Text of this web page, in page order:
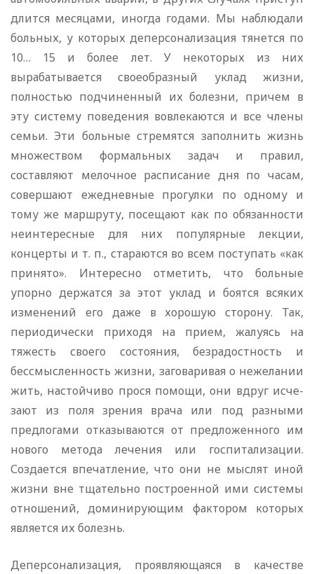
длится месяцами, иногда годами. Мы наблюдали
больных, у которых деперсонализация тянется по
10… 15 и более лет. У некоторых из них
вырабатывается своеобразный уклад жизни,
полностью подчиненный их болезни, причем в
эту систему поведения вовлекаются и все члены
семьи. Эти больные стремятся заполнить жизнь
множеством формальных задач и правил,
составляют мелочное расписание дня по часам,
совершают ежедневные прогулки по одному и
тому же маршруту, посещают как по обязанности
неинтересные для них популярные лекции,
концерты и т. п., стараются во всем поступать «как
принято». Интересно отметить, что больные
упорно держатся за этот уклад и боятся всяких
изменений его даже в хорошую сторону. Так,
периодически приходя на прием, жалуясь на
тяжесть своего состояния, безрадостность и
бессмысленность жизни, заговаривая о нежелании
жить, настойчиво прося помощи, они вдруг исче-
зают из поля зрения врача или под разными
предлогами отказываются от предложенного им
нового метода лечения или госпитализации.
Создается впечатление, что они не мыслят иной
жизни вне тщательно построенной ими системы
отношений, доминирующим фактором которых
является их болезнь.
Деперсонализация, проявляющаяся в качестве